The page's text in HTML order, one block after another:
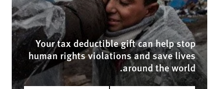
Your tax deductible gift can help stop
human rights violations and save lives
around the world.